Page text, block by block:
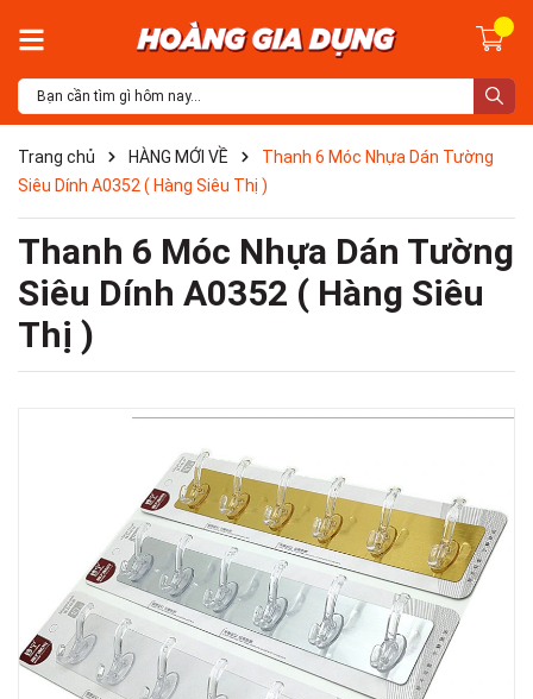
Trang chủ HÀNG MỚI VỀ
Thanh 6 Móc Nhựa Dán Tường
Siêu Dính A0352 ( Hàng Siêu Thị )
Thanh 6 Móc Nhựa Dán Tường
Siêu Dính A0352 ( Hàng Siêu
Thị )